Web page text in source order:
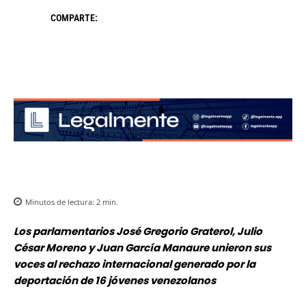
COMPARTE:
Minutos de lectura: 2 min.
Los parlamentarios José Gregorio Graterol, Julio
César Moreno y Juan García Manaure unieron sus
voces al rechazo internacional generado por la
deportación de 16 jóvenes venezolanos